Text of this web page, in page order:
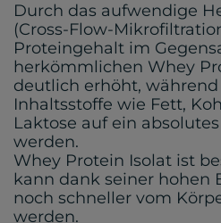
Durch das aufwendige
(Cross-Flow-
Proteingehalt im
herkömmlichen Whey
deutlich erhöht,
Inhaltsstoffe wie Fett,
Laktose auf ein
werden.
Whey Protein Isolat ist
kann dank seiner hohen
noch schneller vom
werden.